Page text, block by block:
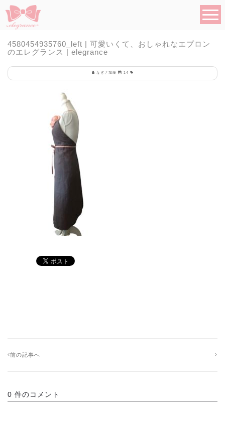
4580454935760_left | 可愛いくて、おしゃれなエプロン
のエレグランス | elegrance
なぎさ加藤 14
前の記事へ
0 件のコメント